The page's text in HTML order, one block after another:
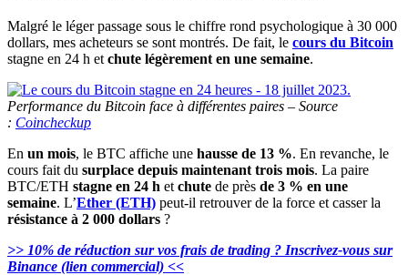
Malgré le léger passage sous le chiffre rond psychologique à 30 000
dollars, mes acheteurs se sont montrés. De fait, le cours du Bitcoin
stagne en 24 h et chute légèrement en une semaine.
Performance du Bitcoin face à différentes paires – Source
: Coincheckup
En un mois, le BTC affiche une hausse de 13 %. En revanche, le
cours fait du surplace depuis maintenant trois mois. La paire
BTC/ETH stagne en 24 h et chute de près de 3 % en une
semaine. L’Ether (ETH) peut-il retrouver de la force et casser la
résistance à 2 000 dollars ?
>> 10% de réduction sur vos frais de trading ? Inscrivez-vous sur
Binance (lien commercial) <<